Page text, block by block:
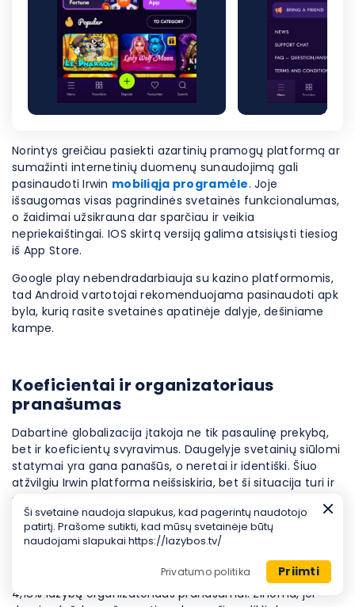
Norintys greičiau pasiekti azartinių pramogų platformą ar
sumažinti internetinių duomenų sunaudojimą gali
pasinaudoti Irwin mobiliąja programėle. Joje
išsaugomas visas pagrindinės svetainės funkcionalumas,
o žaidimai užsikrauna dar sparčiau ir veikia
nepriekaištingai. IOS skirtą versiją galima atsisiųsti tiesiog
iš App Store.
Google play nebendradarbiauja su kazino platformomis,
tad Android vartotojai rekomenduojama pasinaudoti apk
byla, kurią rasite svetainės apatinėje dalyje, dešiniame
kampe.
Koeficientai ir organizatoriaus
pranašumas
Dabartinė globalizacija įtakoja ne tik pasaulinę prekybą,
bet ir koeficientų svyravimus. Daugelyje svetainių siūlomi
statymai yra gana panašūs, o neretai ir identiški. Šiuo
atžvilgiu Irwin platforma neišsiskiria, bet ši situacija turi ir
svarbų pranašumą. Įvairių statymų žirklių išvengimas
leidžia sumažinti lažybų bendrovės pranašumą.
Apžvalgos rašymo momentu statymams už NBA
rungtynes buvo taikomas 3,7% marža. Už gyvai vykstantį
teniso ATP serijos susitikimą buvo galima statyti esant
4,18% lažybų organizatoriaus pranašumui. Žinoma, jei
Ši svetainė naudoja slapukus, kad pagerintų naudotojo
patirtį. Prašome sutikti, kad mūsų svetainėje būtų
naudojami slapukai https://lazybos.tv/
Privatumo politika Priimti